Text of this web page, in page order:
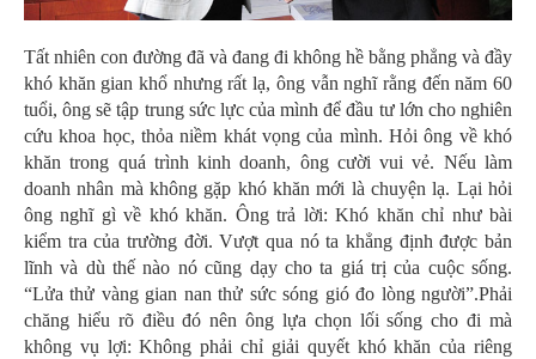
Tất nhiên con đường đã và đang đi không hề bằng phẳng và đầy
khó khăn gian khổ nhưng rất lạ, ông vẫn nghĩ rằng đến năm 60
tuổi, ông sẽ tập trung sức lực của mình để đầu tư lớn cho nghiên
cứu khoa học, thỏa niềm khát vọng của mình. Hỏi ông về khó
khăn trong quá trình kinh doanh, ông cười vui vẻ. Nếu làm
doanh nhân mà không gặp khó khăn mới là chuyện lạ. Lại hỏi
ông nghĩ gì về khó khăn. Ông trả lời: Khó khăn chỉ như bài
kiểm tra của trường đời. Vượt qua nó ta khẳng định được bản
lĩnh và dù thế nào nó cũng dạy cho ta giá trị của cuộc sống.
“Lửa thử vàng gian nan thử sức sóng gió đo lòng người”.Phải
chăng hiểu rõ điều đó nên ông lựa chọn lối sống cho đi mà
không vụ lợi: Không phải chỉ giải quyết khó khăn của riêng